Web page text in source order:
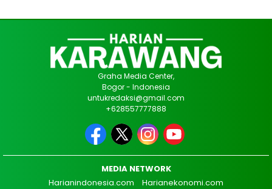
Graha Media Center,
Bogor - Indonesia
untukredaksi@gmail.com
+628557777888
MEDIA NETWORK
Harianindonesia.com
Harianekonomi.com